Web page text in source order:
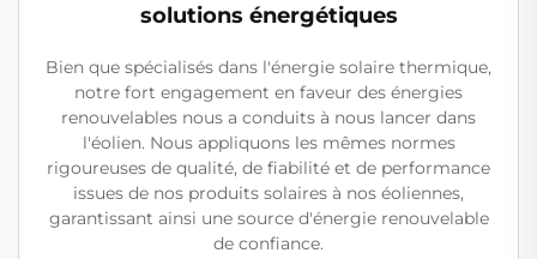
solutions énergétiques
Bien que spécialisés dans l'énergie solaire thermique,
notre fort engagement en faveur des énergies
renouvelables nous a conduits à nous lancer dans
l'éolien. Nous appliquons les mêmes normes
rigoureuses de qualité, de fiabilité et de performance
issues de nos produits solaires à nos éoliennes,
garantissant ainsi une source d'énergie renouvelable
de confiance.